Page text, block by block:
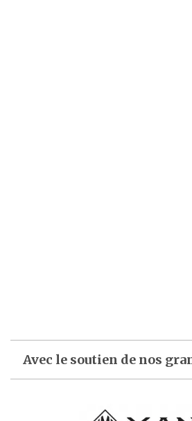
Avec le soutien de nos